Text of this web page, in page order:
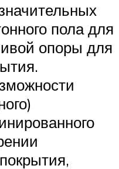
пола для
опоры для